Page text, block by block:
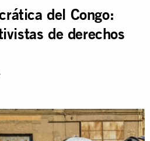
del Congo:
de derechos